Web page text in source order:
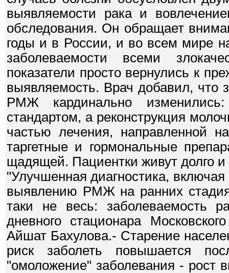
выявляемости рака и
обследования. Он обращает
годы и в России, и во всем мире
заболеваемости всеми
показатели просто вернулись к
выявляемость. Врач добавил, что
РМЖ кардинально
стандартом, а реконструкция
частью лечения, направленной
таргетные и гормональные
щадящей. Пациентки живут долго и
"Улучшенная диагностика,
выявлению РМЖ на ранних
таки не весь: заболеваемость
дневного стационара
Айшат Бахулова.- Старение
риск заболеть повышается
"омоложение" заболевания -